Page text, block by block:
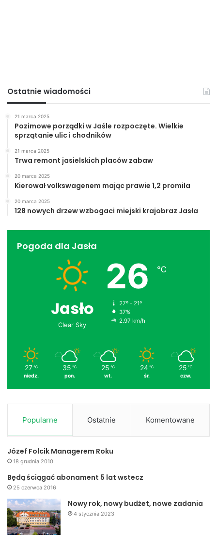
Ostatnie wiadomości
21 marca 2025
Pozimowe porządki w Jaśle rozpoczęte. Wielkie
sprzątanie ulic i chodników
21 marca 2025
Trwa remont jasielskich placów zabaw
20 marca 2025
Kierował volkswagenem mając prawie 1,2 promila
20 marca 2025
128 nowych drzew wzbogaci miejski krajobraz Jasła
Pogoda dla Jasła
Jasło
Clear Sky
26 ℃
27º - 21º
37%
2.97 km/h
27 ℃
niedz.
35 ℃
pon.
25 ℃
wt.
24 ℃
śr.
25 ℃
czw.
Popularne Ostatnie Komentowane
Józef Folcik Managerem Roku
18 grudnia 2010
Będą ściągać abonament 5 lat wstecz
25 czerwca 2016
Nowy rok, nowy budżet, nowe zadania
4 stycznia 2023